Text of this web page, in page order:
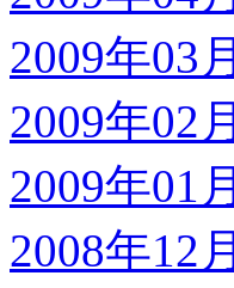
2009年03月
2009年02月
2009年01月
2008年12月